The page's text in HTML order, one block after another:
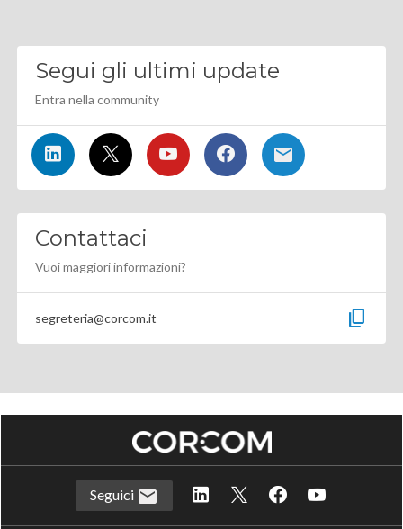
Segui gli ultimi update
Entra nella community
Contattaci
Vuoi maggiori informazioni?
segreteria@corcom.it content_copy
Seguici